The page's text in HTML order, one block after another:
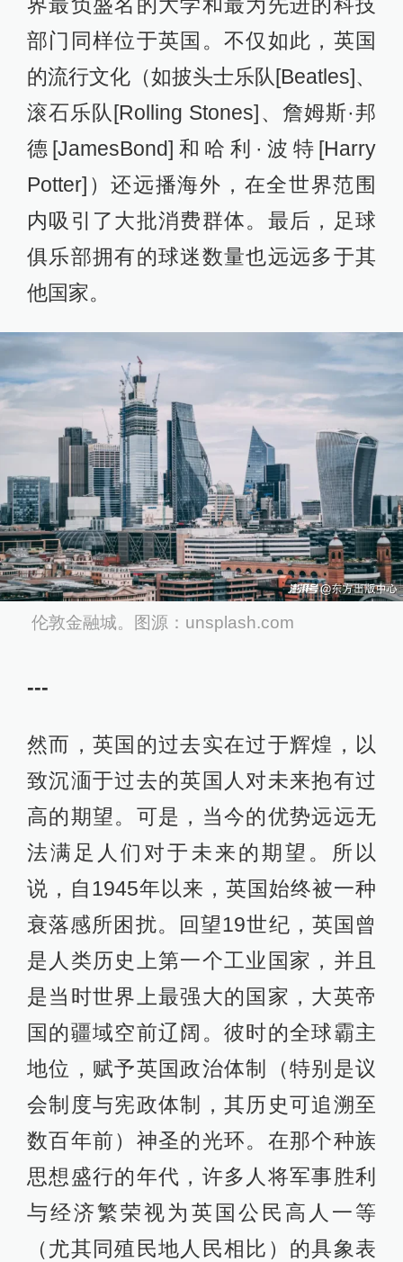
界最负盛名的大学和最为先进的科技
部门同样位于英国。不仅如此，英国
的流行文化（如披头士乐队[Beatles]、
滚石乐队[Rolling Stones]、詹姆斯·邦
德[JamesBond]和哈利·波特[Harry
Potter]）还远播海外，在全世界范围
内吸引了大批消费群体。最后，足球
俱乐部拥有的球迷数量也远远多于其
他国家。
伦敦金融城。图源：unsplash.com
---
然而，英国的过去实在过于辉煌，以
致沉湎于过去的英国人对未来抱有过
高的期望。可是，当今的优势远远无
法满足人们对于未来的期望。所以
说，自1945年以来，英国始终被一种
衰落感所困扰。回望19世纪，英国曾
是人类历史上第一个工业国家，并且
是当时世界上最强大的国家，大英帝
国的疆域空前辽阔。彼时的全球霸主
地位，赋予英国政治体制（特别是议
会制度与宪政体制，其历史可追溯至
数百年前）神圣的光环。在那个种族
思想盛行的年代，许多人将军事胜利
与经济繁荣视为英国公民高人一等
（尤其同殖民地人民相比）的具象表